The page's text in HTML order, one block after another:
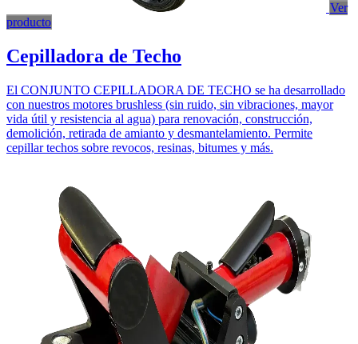
Ver
producto
Cepilladora de Techo
El CONJUNTO CEPILLADORA DE TECHO se ha desarrollado
con nuestros motores brushless (sin ruido, sin vibraciones, mayor
vida útil y resistencia al agua) para renovación, construcción,
demolición, retirada de amianto y desmantelamiento. Permite
cepillar techos sobre revocos, resinas, bitumes y más.